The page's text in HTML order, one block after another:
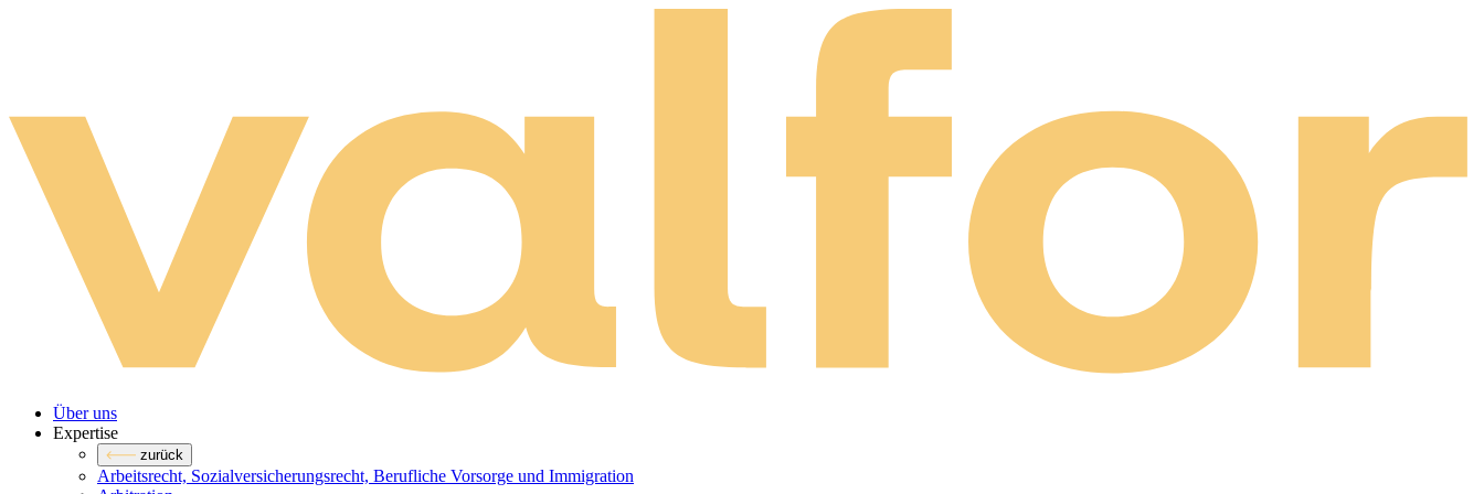
Über uns
Expertise
zurück
Arbeitsrecht, Sozialversicherungsrecht, Berufliche Vorsorge und Immigration